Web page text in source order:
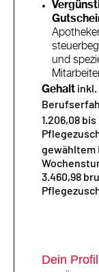
und
Gehalt inkl.
1.206,08
gewähltem
3.460,98
Dein